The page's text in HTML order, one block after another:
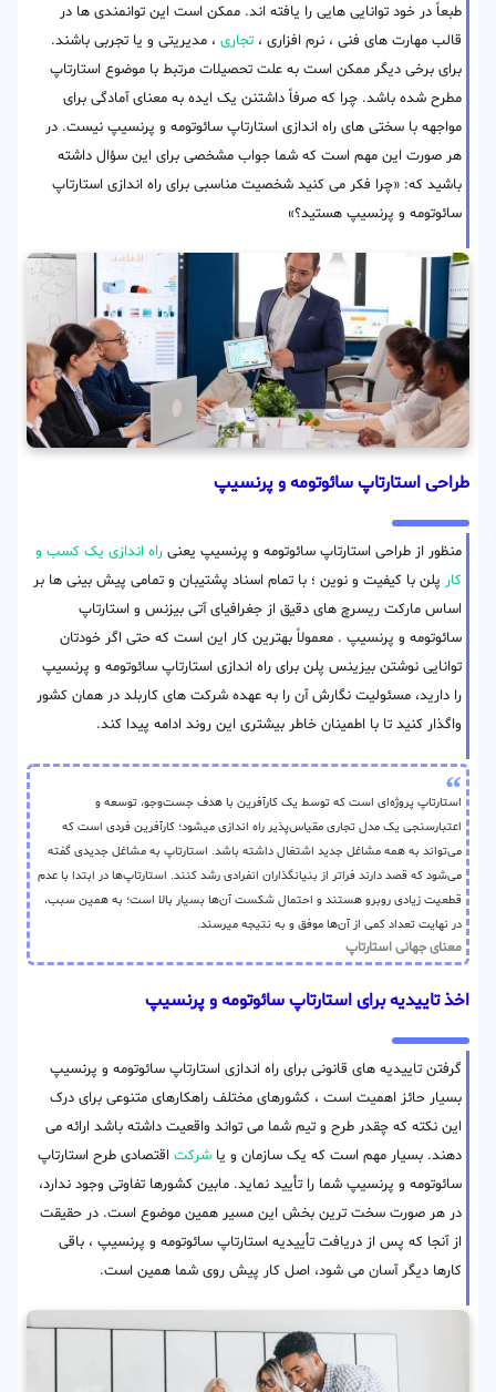
طبعاً در خود توانایی هایی را یافته اند. ممکن است این توانمندی ها در
قالب مهارت های فنی ، نرم افزاری ، تجاری ، مدیریتی و یا تجربی باشند.
برای برخی دیگر ممکن است به علت تحصیلات مرتبط با موضوع استارتاپ
مطرح شده باشد. چرا که صرفاً داشتنن یک ایده به معنای آمادگی برای
مواجهه با سختی های راه اندازی استارتاپ سائوتومه و پرنسیپ نیست. در
هر صورت این مهم است که شما جواب مشخصی برای این سؤال داشته
باشید که: «چرا فکر می کنید شخصیت مناسبی برای راه اندازی استارتاپ
سائوتومه و پرنسیپ هستید؟»
طراحی استارتاپ سائوتومه و پرنسیپ
منظور از طراحی استارتاپ سائوتومه و پرنسیپ یعنی راه اندازی یک کسب و
کار پلن با کیفیت و نوین ؛ با تمام اسناد پشتیبان و تمامی پیش بینی ها بر
اساس مارکت ریسرچ های دقیق از جغرافیای آتی بیزنس و استارتاپ
سائوتومه و پرنسیپ . معمولاً بهترین کار این است که حتی اگر خودتان
توانایی نوشتن بیزینس پلن برای راه اندازی استارتاپ سائوتومه و پرنسیپ
را دارید، مسئولیت نگارش آن را به عهده شرکت های کاربلد در همان کشور
واگذار کنید تا با اطمینان خاطر بیشتری این روند ادامه پیدا کند.
استارتاپ پروژه‌ای است که توسط یک کارآفرین با هدف جست‌وجو، توسعه و
اعتبارسنجی یک مدل تجاری مقیاس‌پذیر راه اندازی میشود؛ کارآفرین فردی است که
می‌تواند به همه مشاغل جدید اشتغال داشته باشد. استارتاپ به مشاغل جدیدی گفته
می‌شود که قصد دارند فراتر از بنیانگذاران انفرادی رشد کنند. استارتاپ‌ها در ابتدا با عدم
قطعیت زیادی روبرو هستند و احتمال شکست آن‌ها بسیار بالا است؛ به همین سبب،
در نهایت تعداد کمی از آن‌ها موفق و به نتیجه میرسند.
معنای جهانی استارتاپ
اخذ تاییدیه برای استارتاپ سائوتومه و پرنسیپ
گرفتن تاییدیه های قانونی برای راه اندازی استارتاپ سائوتومه و پرنسیپ
بسیار حائز اهمیت است ، کشورهای مختلف راهکارهای متنوعی برای درک
این نکته که چقدر طرح و تیم شما می تواند واقعیت داشته باشد ارائه می
دهند. بسیار مهم است که یک سازمان و یا شرکت اقتصادی طرح استارتاپ
سائوتومه و پرنسیپ شما را تأیید نماید. مابین کشورها تفاوتی وجود ندارد،
در هر صورت سخت ترین بخش این مسیر همین موضوع است. در حقیقت
از آنجا که پس از دریافت تأییدیه استارتاپ سائوتومه و پرنسیپ ، باقی
کارها دیگر آسان می شود، اصل کار پیش روی شما همین است.